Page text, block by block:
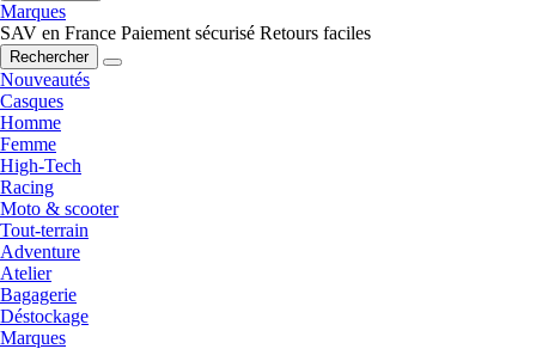
Marques
SAV en France Paiement sécurisé Retours faciles
Rechercher
Nouveautés
Casques
Homme
Femme
High-Tech
Racing
Moto & scooter
Tout-terrain
Adventure
Atelier
Bagagerie
Déstockage
Marques